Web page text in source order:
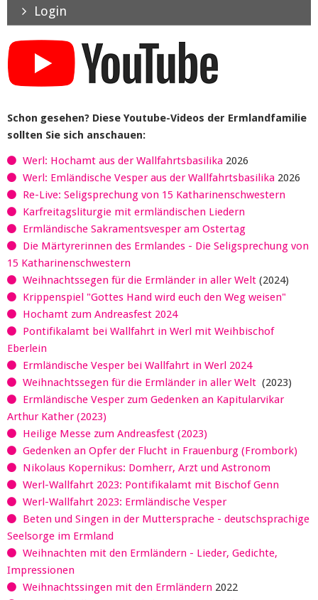
Login
Schon gesehen? Diese Youtube-Videos der Ermlandfamilie
sollten Sie sich anschauen:
Werl: Hochamt aus der Wallfahrtsbasilika 2026
Werl: Emländische Vesper aus der Wallfahrtsbasilika 2026
Re-Live: Seligsprechung von 15 Katharinenschwestern
Karfreitagsliturgie mit ermländischen Liedern
Ermländische Sakramentsvesper am Ostertag
Die Märtyrerinnen des Ermlandes - Die Seligsprechung von
15 Katharinenschwestern
Weihnachtssegen für die Ermländer in aller Welt (2024)
Krippenspiel "Gottes Hand wird euch den Weg weisen"
Hochamt zum Andreasfest 2024
Pontifikalamt bei Wallfahrt in Werl mit Weihbischof
Eberlein
Ermländische Vesper bei Wallfahrt in Werl 2024
Weihnachtssegen für die Ermländer in aller Welt (2023)
Ermländische Vesper zum Gedenken an Kapitularvikar
Arthur Kather (2023)
Heilige Messe zum Andreasfest (2023)
Gedenken an Opfer der Flucht in Frauenburg (Frombork)
Nikolaus Kopernikus: Domherr, Arzt und Astronom
Werl-Wallfahrt 2023: Pontifikalamt mit Bischof Genn
Werl-Wallfahrt 2023: Ermländische Vesper
Beten und Singen in der Muttersprache - deutschsprachige
Seelsorge im Ermland
Weihnachten mit den Ermländern - Lieder, Gedichte,
Impressionen
Weihnachtssingen mit den Ermländern 2022